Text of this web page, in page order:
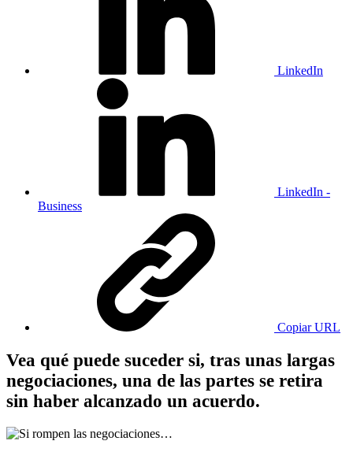
LinkedIn
LinkedIn -
Business
Copiar URL
Vea qué puede suceder si, tras unas largas
negociaciones, una de las partes se retira
sin haber alcanzado un acuerdo.